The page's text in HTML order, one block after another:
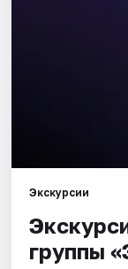
Экскурсии
группы